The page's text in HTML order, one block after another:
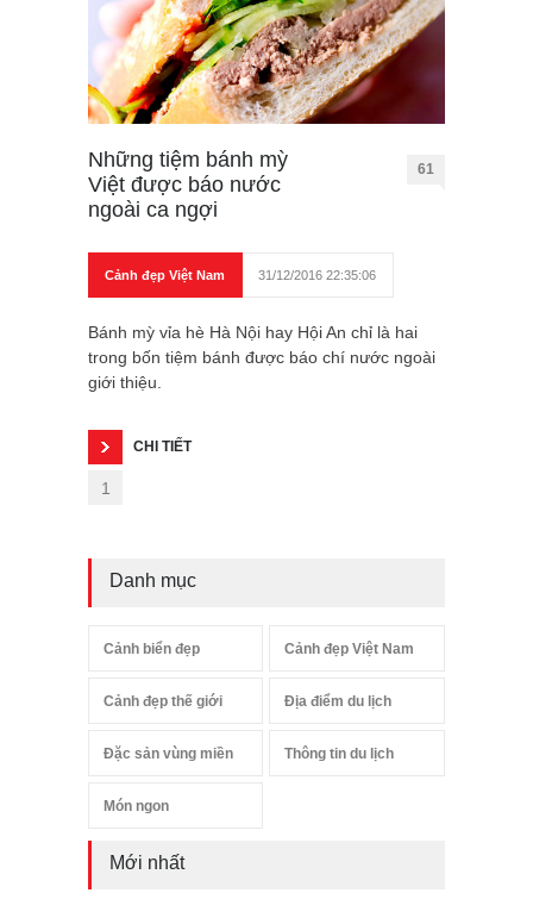
Những tiệm bánh mỳ
Việt được báo nước
ngoài ca ngợi
61
Cảnh đẹp Việt Nam 31/12/2016 22:35:06
Bánh mỳ vỉa hè Hà Nội hay Hội An chỉ là hai
trong bốn tiệm bánh được báo chí nước ngoài
giới thiệu.
CHI TIẾT
1
Danh mục
Cảnh biển đẹp Cảnh đẹp Việt Nam
Cảnh đẹp thế giới Địa điểm du lịch
Đặc sản vùng miền Thông tin du lịch
Món ngon
Mới nhất